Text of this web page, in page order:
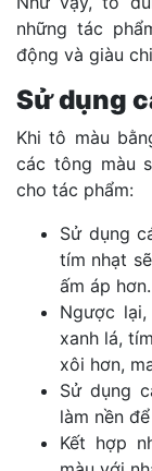
những tác
động và giàu
Sử dụng
Khi tô màu
các tông màu
cho tác phẩm:
Sử dụng
tím nhạt
ấm áp hơn.
Ngược
xanh lá,
xôi hơn,
Sử dụng
làm nền
Kết hợp